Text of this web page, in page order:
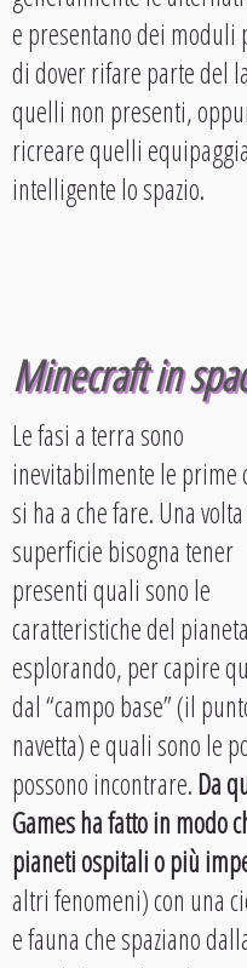
e presentano dei
di dover rifare parte del
quelli non presenti,
ricreare quelli
intelligente lo spazio.
Minecraft in
Le fasi a terra sono
inevitabilmente le prime
si ha a che fare. Una
superficie bisogna tener
presenti quali sono le
caratteristiche del
esplorando, per capire
dal “campo base” (il
navetta) e quali sono le
possono incontrare.Da
Games ha fatto in modo
pianeti ospitali o più
altri fenomeni) con una
e fauna che spaziano